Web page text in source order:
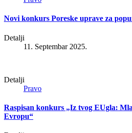
Novi konkurs Poreske uprave za
Detalji
11. Septembar 2025.
Detalji
Pravo
Raspisan konkurs „Iz tvog EUgla:
Evropu“